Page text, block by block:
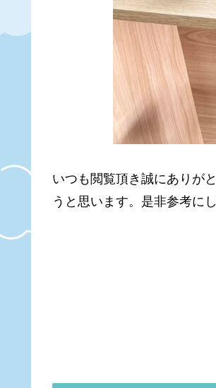
いつも閲覧頂き誠にありが
うと思います。是非参考に